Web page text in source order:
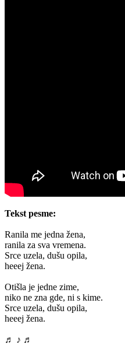
Tekst pesme:
Ranila me jedna žena,
ranila za sva vremena.
Srce uzela, dušu opila,
heeej žena.
Otišla je jedne zime,
niko ne zna gde, ni s kime.
Srce uzela, dušu opila,
heeej žena.
♬ ♪ ♬